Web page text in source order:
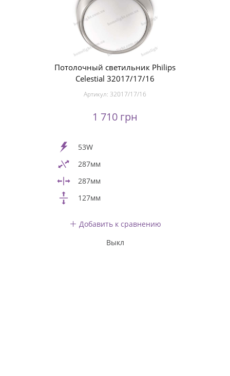
Потолочный светильник Philips
Celestial 32017/17/16
Артикул: 32017/17/16
1 710 грн
53W
287мм
287мм
127мм
Добавить к сравнению
Выкл